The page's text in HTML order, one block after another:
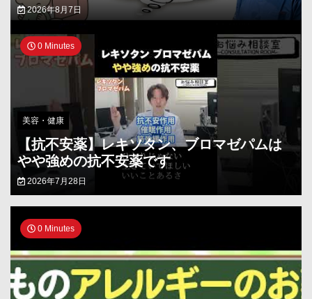
2026年8月7日
0 Minutes
美容・健康
【抗不安薬】レキソタン、ブロマゼパムは
やや強めの抗不安薬です
2026年7月28日
0 Minutes